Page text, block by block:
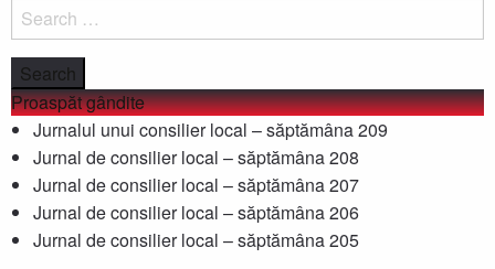
Proaspăt gândite
Jurnalul unui consilier local – săptămâna 209
Jurnal de consilier local – săptămâna 208
Jurnal de consilier local – săptămâna 207
Jurnal de consilier local – săptămâna 206
Jurnal de consilier local – săptămâna 205